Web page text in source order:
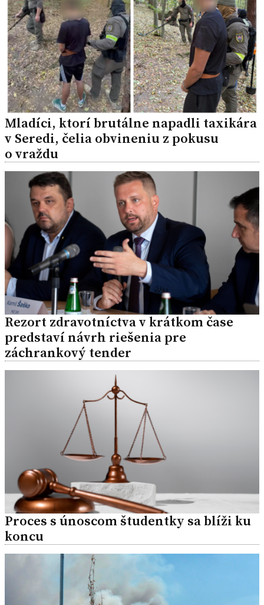
Mladíci, ktorí brutálne napadli taxikára
v Seredi, čelia obvineniu z pokusu
o vraždu
Rezort zdravotníctva v krátkom čase
predstaví návrh riešenia pre
záchrankový tender
Proces s únoscom študentky sa blíži ku
koncu